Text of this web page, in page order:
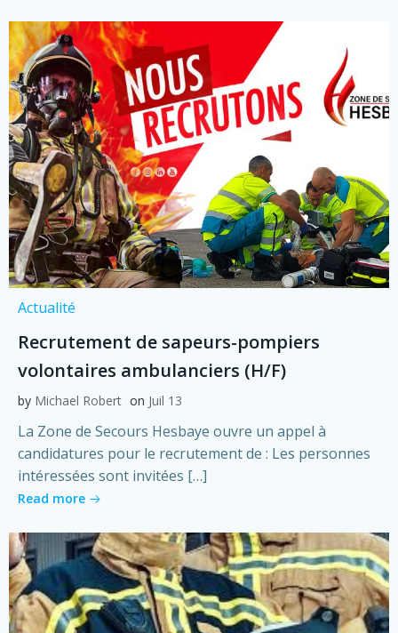
Actualité
Recrutement de sapeurs-pompiers
volontaires ambulanciers (H/F)
by Michael Robert on Juil 13
La Zone de Secours Hesbaye ouvre un appel à
candidatures pour le recrutement de : Les personnes
intéressées sont invitées […]
Read more